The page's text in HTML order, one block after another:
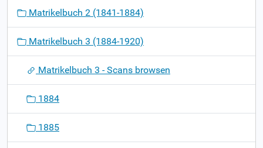
o
Matrikelbuch 2 (1841-1884)
Matrikelbuch 3 (1884-1920)
Matrikelbuch 3 - Scans browsen
1884
1885